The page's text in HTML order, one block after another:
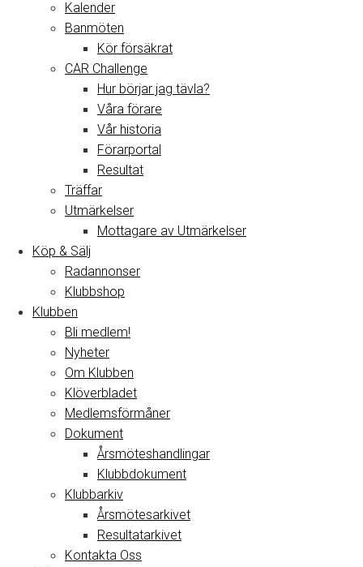
Kalender
Banmöten
Kör försäkrat
CAR Challenge
Hur börjar jag tävla?
Våra förare
Vår historia
Förarportal
Resultat
Träffar
Utmärkelser
Mottagare av Utmärkelser
Köp & Sälj
Radannonser
Klubbshop
Klubben
Bli medlem!
Nyheter
Om Klubben
Klöverbladet
Medlemsförmåner
Dokument
Årsmöteshandlingar
Klubbdokument
Klubbarkiv
Årsmötesarkivet
Resultatarkivet
Kontakta Oss